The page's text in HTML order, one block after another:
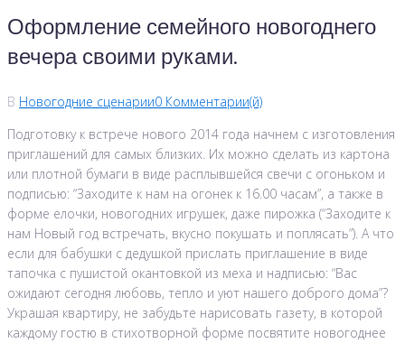
Оформление семейного новогоднего
вечера своими руками.
В Новогодние сценарии0 Комментарии(й)
Подготовку к встрече нового 2014 года начнем с изготовления
приглашений для самых близких. Их можно сделать из картона
или плотной бумаги в виде расплывшейся свечи с огоньком и
подписью: “Заходите к нам на огонек к 16.00 часам”, а также в
форме елочки, новогодних игрушек, даже пирожка (“Заходите к
нам Новый год встречать, вкусно покушать и поплясать”). А что
если для бабушки с дедушкой прислать приглашение в виде
тапочка с пушистой окантовкой из меха и надписью: “Вас
ожидают сегодня любовь, тепло и уют нашего доброго дома”?
Украшая квартиру, не забудьте нарисовать газету, в которой
каждому гостю в стихотворной форме посвятите новогоднее